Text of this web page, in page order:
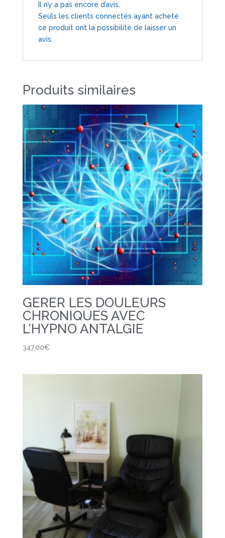
Il n’y a pas encore d’avis.
Seuls les clients connectés ayant acheté
ce produit ont la possibilité de laisser un
avis.
Produits similaires
GERER LES DOULEURS
CHRONIQUES AVEC
L’HYPNO ANTALGIE
347,00€